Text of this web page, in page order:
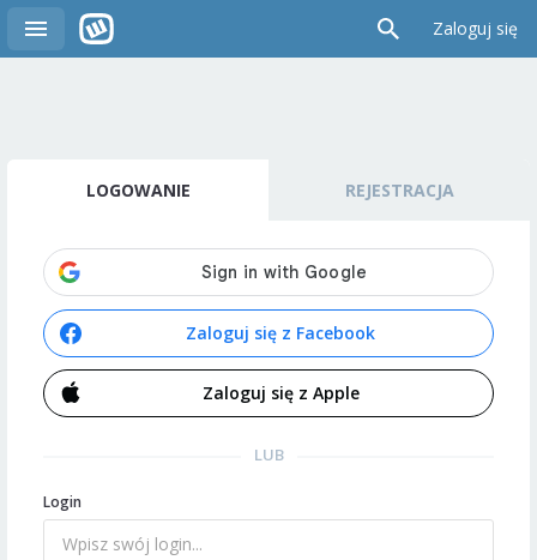
Zaloguj się
LOGOWANIE REJESTRACJA
Zaloguj się z Facebook
Zaloguj się z Apple
LUB
Login